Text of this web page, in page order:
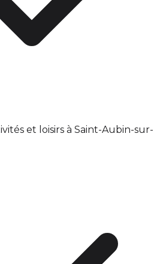
et loisirs à Saint-Aubin-sur-